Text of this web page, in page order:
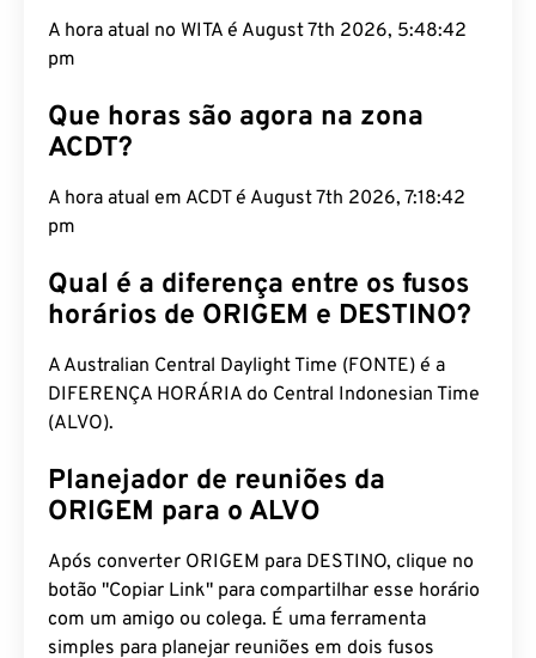
A hora atual no WITA é August 7th 2026, 5:48:43
pm
Que horas são agora na zona
ACDT?
A hora atual em ACDT é August 7th 2026, 7:18:43
pm
Qual é a diferença entre os fusos
horários de ORIGEM e DESTINO?
A Australian Central Daylight Time (FONTE) é a
DIFERENÇA HORÁRIA do Central Indonesian Time
(ALVO).
Planejador de reuniões da
ORIGEM para o ALVO
Após converter ORIGEM para DESTINO, clique no
botão "Copiar Link" para compartilhar esse horário
com um amigo ou colega. É uma ferramenta
simples para planejar reuniões em dois fusos